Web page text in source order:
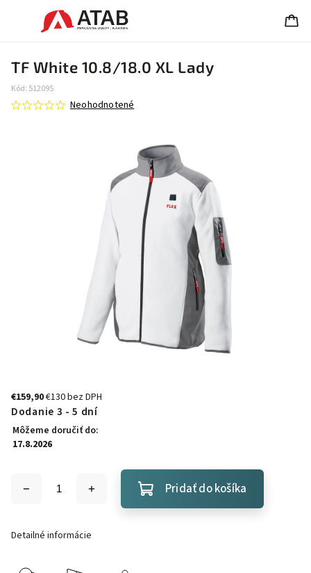
TF White 10.8/18.0 XL Lady
Kód: 512095
Neohodnotené
€159,90€130 bez DPH
Dodanie 3 - 5 dní
Môžeme doručiť do:
17.8.2026
Pridať do košíka
Detailné informácie